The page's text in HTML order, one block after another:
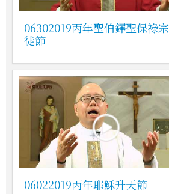
06302019丙年聖伯鐸聖保祿宗
徒節
06022019丙年耶穌升天節